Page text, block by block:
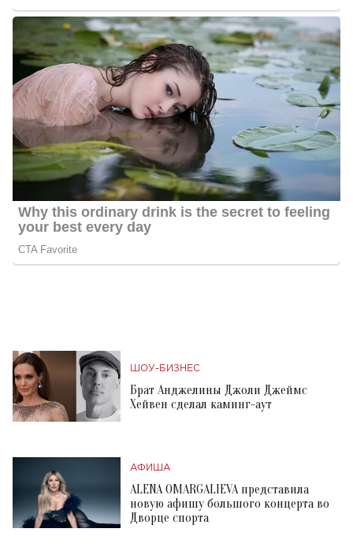
ШОУ-БИЗНЕС
Брат Анджелины Джоли Джеймс
Хейвен сделал каминг-аут
АФИША
ALENA OMARGALIEVA представила
новую афишу большого концерта во
Дворце спорта